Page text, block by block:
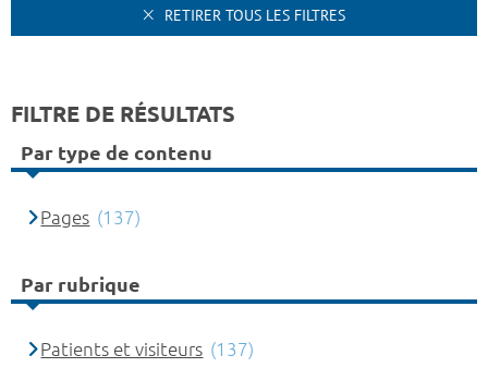
RETIRER TOUS LES FILTRES
FILTRE DE RÉSULTATS
Par type de contenu
Pages (137)
Par rubrique
Patients et visiteurs (137)